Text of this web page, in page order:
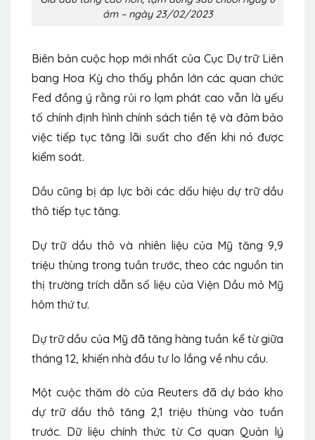
ám – ngày 23/02/2023
Biên bản cuộc họp mới nhất của Cục Dự trữ Liên
bang Hoa Kỳ cho thấy phần lớn các quan chức
Fed đồng ý rằng rủi ro lạm phát cao vẫn là yếu
tố chính định hình chính sách tiền tệ và đảm bảo
việc tiếp tục tăng lãi suất cho đến khi nó được
kiểm soát.
Dầu cũng bị áp lực bởi các dấu hiệu dự trữ dầu
thô tiếp tục tăng.
Dự trữ dầu thô và nhiên liệu của Mỹ tăng 9,9
triệu thùng trong tuần trước, theo các nguồn tin
thị trường trích dẫn số liệu của Viện Dầu mỏ Mỹ
hôm thứ tư.
Dự trữ dầu của Mỹ đã tăng hàng tuần kể từ giữa
tháng 12, khiến nhà đầu tư lo lắng về nhu cầu.
Một cuộc thăm dò của Reuters đã dự báo kho
dự trữ dầu thô tăng 2,1 triệu thùng vào tuần
trước. Dữ liệu chính thức từ Cơ quan Quản lý